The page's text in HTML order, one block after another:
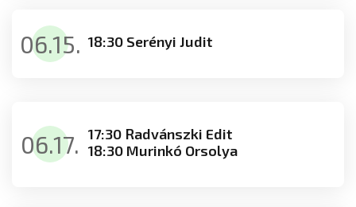
06.15. 18:30 Serényi Judit
06.17. 17:30 Radvánszki Edit
18:30 Murinkó Orsolya